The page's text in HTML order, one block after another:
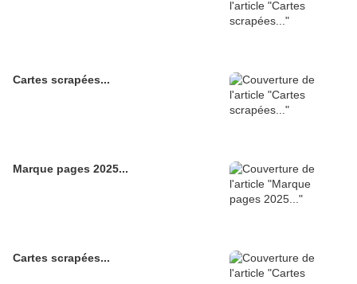
Cartes scrapées...
Marque pages 2025...
Cartes scrapées...